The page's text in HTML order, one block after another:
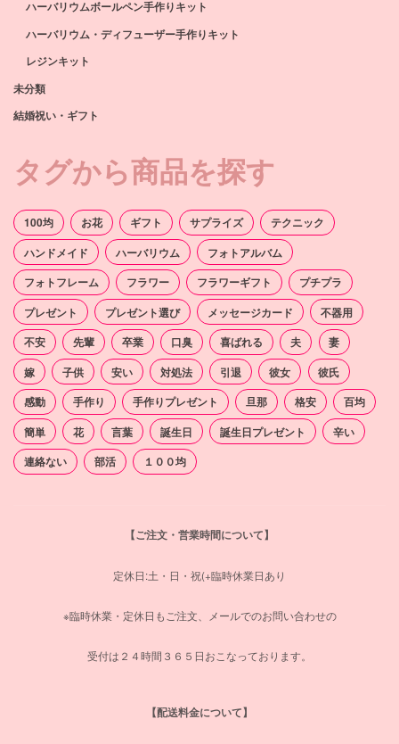
ハーバリウムボールペン手作りキット
ハーバリウム・ディフューザー手作りキット
レジンキット
未分類
結婚祝い・ギフト
タグから商品を探す
100均 お花 ギフト サプライズ
テクニック
ハンドメイド
ハーバリウム
フォトアルバム
フォトフレーム
フラワー フラワーギフト
プチプラ
プレゼント
プレゼント選び メッセージカード
不器用
不安
先輩 卒業 口臭 喜ばれる 夫
妻
嫁
子供 安い 対処法 引退 彼女
彼氏
感動
手作り 手作りプレゼント 旦那 格安
百均
簡単
花 言葉 誕生日 誕生日プレゼント
辛い
連絡ない
部活 １００均
【ご注文・営業時間について】
定休日:土・日・祝(+臨時休業日あり
※臨時休業・定休日もご注文、メールでのお問い合わせの
受付は２４時間３６５日おこなっております。
【配送料金について】